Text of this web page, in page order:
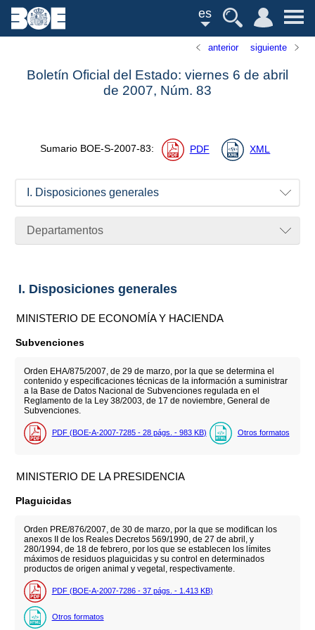
es
anterior siguiente
Boletín Oficial del Estado: viernes 6 de abril
de 2007, Núm. 83
Sumario BOE-S-2007-83: PDF XML
I. Disposiciones generales
Departamentos
I. Disposiciones generales
MINISTERIO DE ECONOMÍA Y HACIENDA
Subvenciones
Orden EHA/875/2007, de 29 de marzo, por la que se determina el
contenido y especificaciones técnicas de la información a suministrar
a la Base de Datos Nacional de Subvenciones regulada en el
Reglamento de la Ley 38/2003, de 17 de noviembre, General de
Subvenciones.
PDF (BOE-A-2007-7285 - 28 págs. - 983 KB) Otros formatos
MINISTERIO DE LA PRESIDENCIA
Plaguicidas
Orden PRE/876/2007, de 30 de marzo, por la que se modifican los
anexos II de los Reales Decretos 569/1990, de 27 de abril, y
280/1994, de 18 de febrero, por los que se establecen los límites
máximos de residuos plaguicidas y su control en determinados
productos de origen animal y vegetal, respectivamente.
PDF (BOE-A-2007-7286 - 37 págs. - 1.413 KB)
Otros formatos